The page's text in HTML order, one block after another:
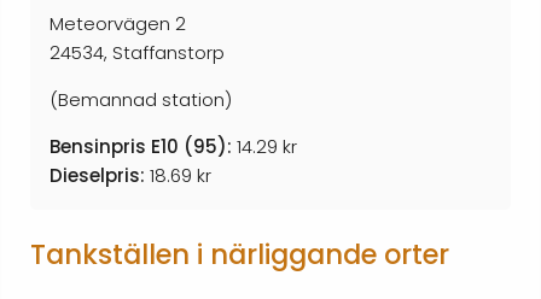
Meteorvägen 2
24534, Staffanstorp
(Bemannad station)
Bensinpris E10 (95): 14.29 kr
Dieselpris: 18.69 kr
Tankställen i närliggande orter